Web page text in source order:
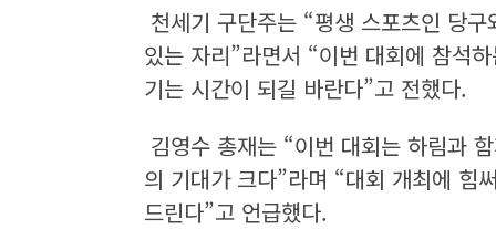
천세기 구단주는 “평생 스포츠인 당
있는 자리”라면서 “이번 대회에 참석
기는 시간이 되길 바란다”고 전했다.
김영수 총재는 “이번 대회는 하림과
의 기대가 크다”라며 “대회 개최에 힘
드린다”고 언급했다.